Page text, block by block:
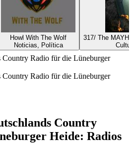
Howl With The Wolf
Noticias, Política
317/ The
Radio für die Lüneburger
Radio für die Lüneburger
Country
Heide: Radios